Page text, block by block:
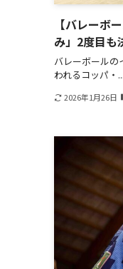
【バレーボ
み」2度目も
バレーボールの
われるコッパ・...
2026年1月26日